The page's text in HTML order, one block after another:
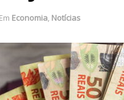
Em Economia, Notícias